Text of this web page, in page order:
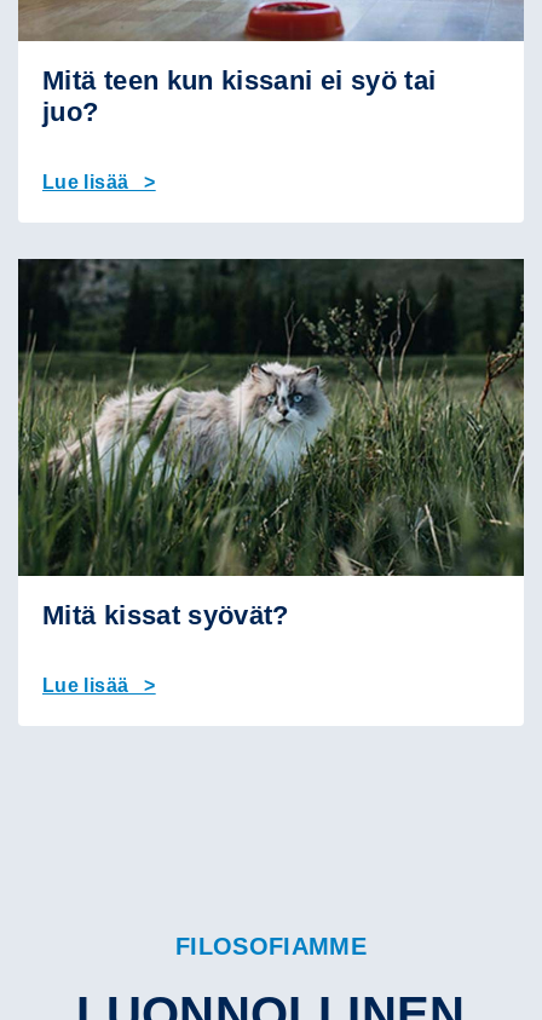
Mitä teen kun kissani ei syö tai
juo?
Lue lisää >
Mitä kissat syövät?
Lue lisää >
FILOSOFIAMME